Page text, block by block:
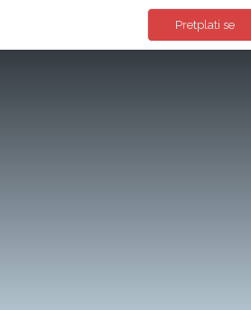
Pretplati se